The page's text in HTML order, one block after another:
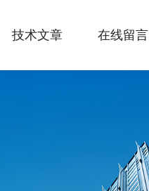
技术文章 在线留言